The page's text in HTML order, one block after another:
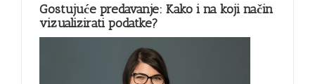
Gostujuće predavanje: Kako i na koji način
vizualizirati podatke?